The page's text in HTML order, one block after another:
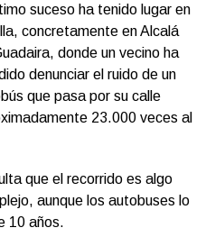
suceso ha tenido lugar en
concretamente en Alcalá
donde un vecino ha
denunciar el ruido de un
que pasa por su calle
23.000 veces al
que el recorrido es algo
aunque los autobuses lo
10 años.